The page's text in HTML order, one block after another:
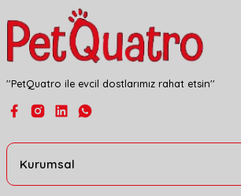
''PetQuatro ile evcil dostlarımız rahat etsin''
Kurumsal